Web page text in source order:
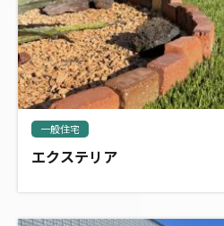
一般住宅
エクステリア